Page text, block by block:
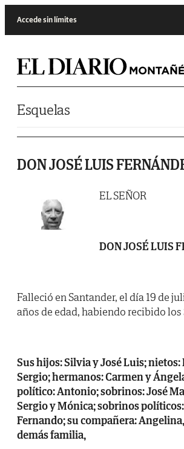
Accede sin límites
Esquelas
DON JOSÉ LUIS
EL SEÑOR
DON JOSÉ LUIS
Falleció en Santander, el día 19 de
años de edad, habiendo recibido los
Sus hijos: Silvia y José Luis; nietos:
Sergio; hermanos: Carmen y
político: Antonio; sobrinos: José
Sergio y Mónica; sobrinos
Fernando; su compañera:
demás familia,